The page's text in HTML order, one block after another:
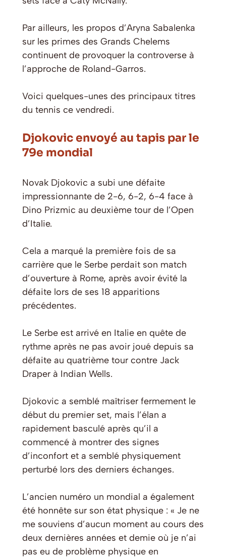
Par ailleurs, les propos d’Aryna Sabalenka
sur les primes des Grands Chelems
continuent de provoquer la controverse à
l’approche de Roland-Garros.
Voici quelques-unes des principaux titres
du tennis ce vendredi.
Djokovic envoyé au tapis par le
79e mondial
Novak Djokovic a subi une défaite
impressionnante de 2-6, 6-2, 6-4 face à
Dino Prizmic au deuxième tour de l’Open
d’Italie.
Cela a marqué la première fois de sa
carrière que le Serbe perdait son match
d’ouverture à Rome, après avoir évité la
défaite lors de ses 18 apparitions
précédentes.
Le Serbe est arrivé en Italie en quête de
rythme après ne pas avoir joué depuis sa
défaite au quatrième tour contre Jack
Draper à Indian Wells.
Djokovic a semblé maîtriser fermement le
début du premier set, mais l’élan a
rapidement basculé après qu’il a
commencé à montrer des signes
d’inconfort et a semblé physiquement
perturbé lors des derniers échanges.
L’ancien numéro un mondial a également
été honnête sur son état physique : « Je ne
me souviens d’aucun moment au cours des
deux dernières années et demie où je n’ai
pas eu de problème physique en